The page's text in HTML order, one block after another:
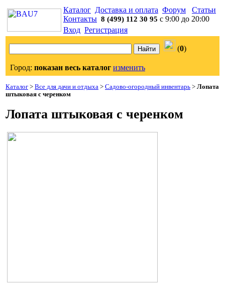
Каталог Доставка и оплата Форум
Статьи
Контакты 8 (499) 112 30 95 с 9:00 до 20:00
Вход Регистрация
(0)
Город: показан весь каталог изменить
Каталог > Все для дачи и отдыха > Садово-огородный инвентарь > Лопата
штыковая с черенком
Лопата штыковая с черенком